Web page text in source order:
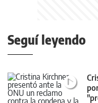
Seguí leyendo